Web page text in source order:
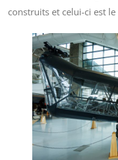
construits et celui-ci est